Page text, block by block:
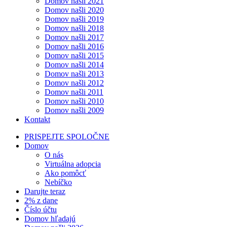
Domov našli 2020
Domov našli 2019
Domov našli 2018
Domov našli 2017
Domov našli 2016
Domov našli 2015
Domov našli 2014
Domov našli 2013
Domov našli 2012
Domov našli 2011
Domov našli 2010
Domov našli 2009
Kontakt
PRISPEJTE SPOLOČNE
Domov
O nás
Virtuálna adopcia
Ako pomôcť
Nebíčko
Darujte teraz
2% z dane
Číslo účtu
Domov hľadajú